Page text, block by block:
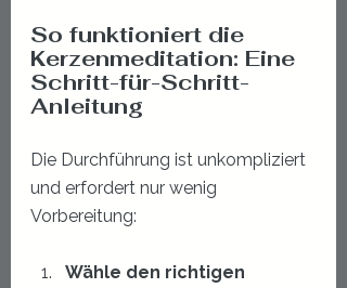
So funktioniert die
Kerzenmeditation: Eine
Schritt-für-Schritt-
Anleitung
Die Durchführung ist unkompliziert
und erfordert nur wenig
Vorbereitung:
Wähle den richtigen